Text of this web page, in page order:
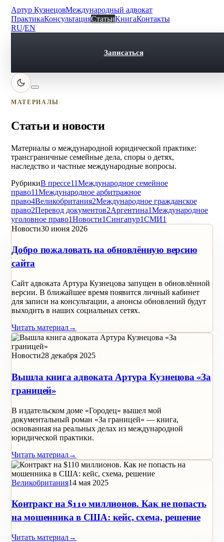
Артур КузнецовМеждународный адвокат
ПрактикаКонсультацияСтатьиКнигаКонтакты
RU/EN
Записаться
МАТЕРИАЛЫ
Статьи и новости
Материалы о международной юридической практике:
трансграничные семейные дела, споры о детях,
наследство и частные международные вопросы.
РубрикиВ прессе11Международное семейное
право11Международное арбитражное
право4Великобритания2Международное гражданское
право2Перевод документов2Аргентина1Международное
уголовное право1Новости1Сингапур1СМИ1
Новости30 июня 2026
Добро пожаловать на обновлённую версию
сайта
Сайт адвоката Артура Кузнецова запущен в обновлённой
версии. В ближайшее время появится личный кабинет
для записи на консультации, а анонсы обновлений будут
выходить в наших социальных сетях.
Читать материал→
Новости28 декабря 2025
Вышла книга адвоката Артура Кузнецова «За
границей»
В издательском доме «Городец» вышел мой
документальный роман «За границей» — книга,
основанная на реальных делах из международной
юридической практики.
Читать материал→
Великобритания14 мая 2025
Контракт на $110 миллионов. Как не попасть
на мошенника в США: кейс, схема, решение
Читать материал→